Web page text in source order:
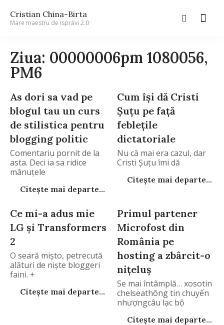
Cristian China-Birta
Mare maestru de isprăvi 2.0
Ziua: 00000006pm 1080056,
PM6
As dori sa vad pe
blogul tau un curs
de stilistica pentru
blogging politic
Comentariu pornit de la
asta. Deci ia sa ridice
mânuţele
Citește mai departe...
Cum îşi dă Cristi
Şuţu pe faţă
febleţile
dictatoriale
Nu că mai era cazul, dar
Cristi Şuţu îmi dă
Citește mai departe...
Ce mi-a adus mie
LG şi Transformers
2
O seară mişto, petrecută
alături de nişte bloggeri
faini. +
Citește mai departe...
Primul partener
Microfost din
România pe
hosting a zbârcit-o
niţeluş
Se mai întâmplă… xosotin
chelseathông tin chuyển
nhượngcâu lạc bộ
Citește mai departe...